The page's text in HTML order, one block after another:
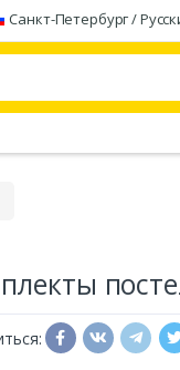
Санкт-Петербург /